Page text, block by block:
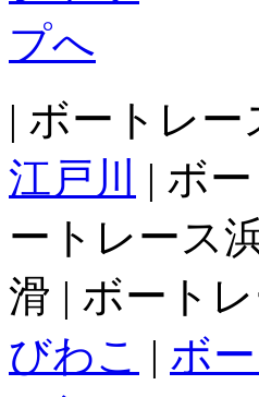
| ボートレー
江戸川
| ボ
ートレース
滑 | ボート
びわこ | ボ